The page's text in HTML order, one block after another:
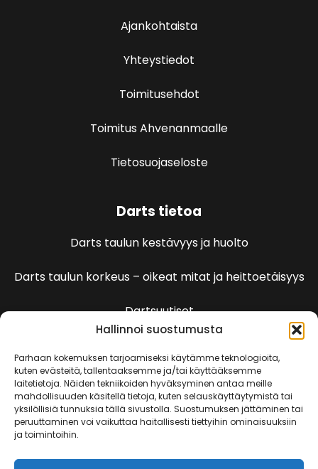
Hallinnoi suostumusta
Parhaan kokemuksen tarjoamiseksi käytämme teknologioita,
kuten evästeitä, tallentaaksemme ja/tai käyttääksemme
laitetietoja. Näiden tekniikoiden hyväksyminen antaa meille
mahdollisuuden käsitellä tietoja, kuten selauskäyttäytymistä tai
yksilöllisiä tunnuksia tällä sivustolla. Suostumuksen jättäminen tai
peruuttaminen voi vaikuttaa haitallisesti tiettyihin ominaisuuksiin
ja toimintoihin.
Ajankohtaista
Yhteystiedot
Toimitusehdot
Toimitus Ahvenanmaalle
Tietosuojaseloste
Darts tietoa
Darts taulun kestävyys ja huolto
Darts taulun korkeus – oikeat mitat ja heittoetäisyys
Dartsuutiset
Dartspelien sääntöjä
501 Pelin säännöt
Kenguru
Killeri